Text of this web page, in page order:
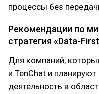
процессы без
Рекомендации по
стратегия «Data-
Для компаний,
и TenChat и
деятельность в